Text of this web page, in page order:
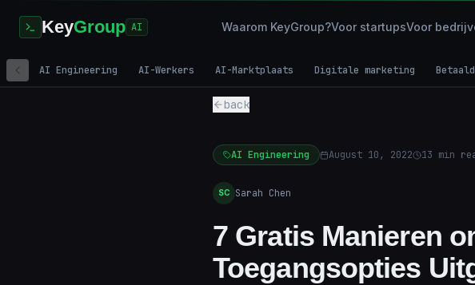
KeyGroup AI Waarom KeyGroup?Voor startupsVoor
AI Engineering AI-Werkers AI-Marktplaats Digitale marketing
back
AI Engineering August 10, 2022 13 min
SC Sarah Chen
7 Gratis Manieren
Toegangsopties